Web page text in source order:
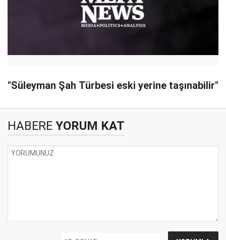
"Süleyman Şah Türbesi eski yerine taşınabilir"
HABERE YORUM KAT